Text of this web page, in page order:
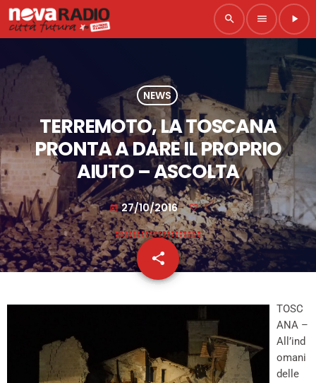
search menu play_arrow
NEWS
TERREMOTO, LA TOSCANA
PRONTA A DARE IL PROPRIO
AIUTO – ASCOLTA
today 27/10/2016
share
email
TOSC
ANA –
All’ind
omani
delle